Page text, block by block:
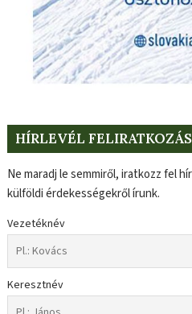
HÍRLEVÉL FELIRATKOZÁS
Ne maradj le semmiről, iratkozz fel
külföldi érdekességekről írunk.
Vezetéknév
Keresztnév